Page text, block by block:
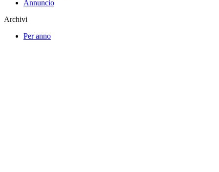
Annuncio
Archivi
Per anno